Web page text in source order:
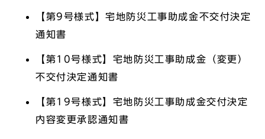
【第9号様式】宅地防災工事助成金不交付決定
通知書
【第10号様式】宅地防災工事助成金（変更）
不交付決定通知書
【第19号様式】宅地防災工事助成金交付決定
内容変更承認通知書